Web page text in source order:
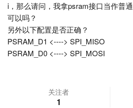
i，那么请问，我拿psram接口当作普
可以吗？
另外以下配置是否正确？
PSRAM_D1 <----> SPI_MISO
PSRAM_D0 <----> SPI_MOSI
关注者
1